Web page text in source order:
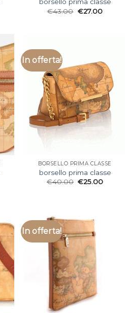
borsello prima classe
€43.00 €27.00
In offerta!
BORSELLO PRIMA CLASSE
borsello prima classe
€40.00 €25.00
In offerta!